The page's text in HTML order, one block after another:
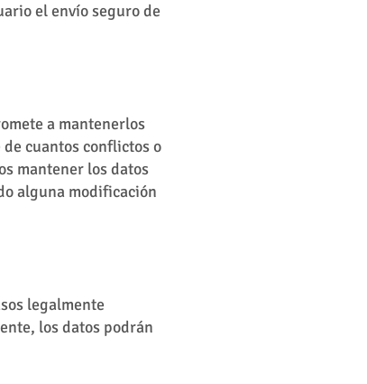
el envío seguro de
a mantenerlos
cuantos conflictos o
mantener los datos
alguna modificación
legalmente
los datos podrán